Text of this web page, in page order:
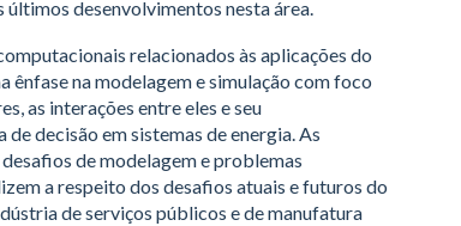
desenvolvimentos nesta área.
relacionados às aplicações do
ênfase na modelagem e simulação com foco
as interações entre eles e seu
decisão em sistemas de energia. As
de modelagem e problemas
a respeito dos desafios atuais e futuros do
de serviços públicos e de manufatura